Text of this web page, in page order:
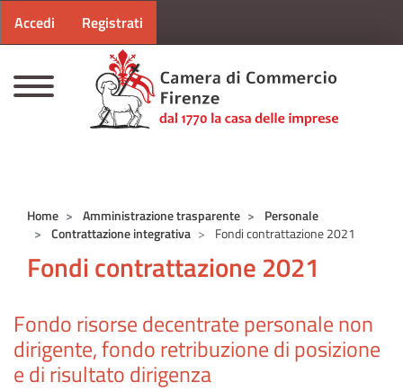
Menu profilo utente
Accedi Registrati
Home Amministrazione trasparente
Personale
Contrattazione integrativa
Fondi contrattazione 2021
Fondi contrattazione 2021
Fondo risorse decentrate personale non
dirigente, fondo retribuzione di posizione
e di risultato dirigenza